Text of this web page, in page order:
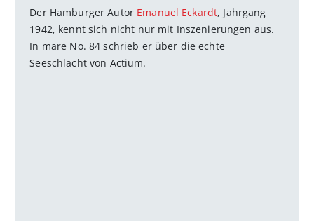
Der Hamburger Autor Emanuel Eckardt, Jahrgang
1942, kennt sich nicht nur mit Inszenierungen aus.
In mare No. 84 schrieb er über die echte
Seeschlacht von Actium.